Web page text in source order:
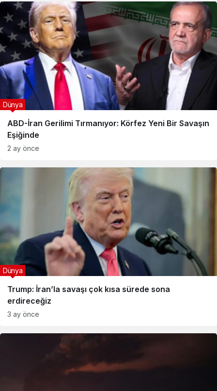
ABD-İran Gerilimi Tırmanıyor: Körfez Yeni Bir Savaşın
Eşiğinde
Dünya
2 ay önce
Trump: İran’la savaşı çok kısa sürede sona
erdireceğiz
Dünya
3 ay önce